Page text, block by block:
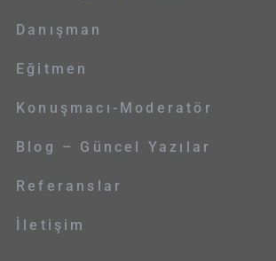
Danışman
Eğitmen
Konuşmacı-Moderatör
Blog – Güncel Yazılar
Referanslar
İletişim